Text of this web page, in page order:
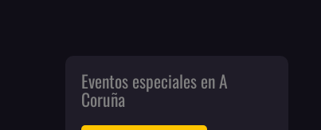
Eventos especiales en A
Coruña